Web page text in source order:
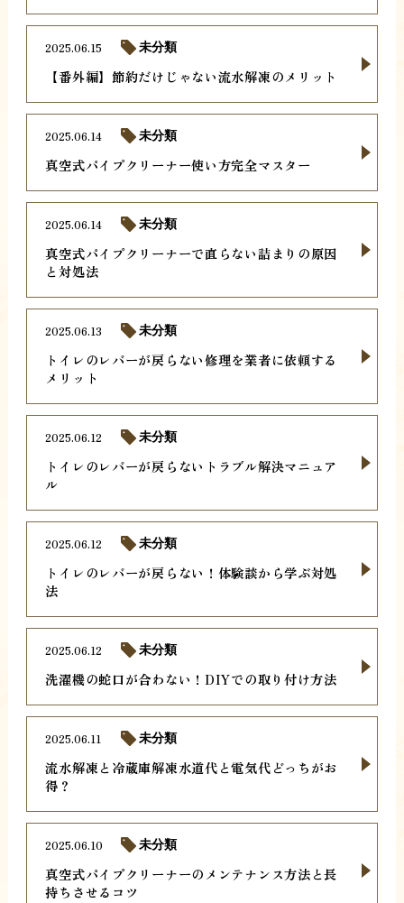
【番外編】節約だけじゃない流水解凍のメリット
2025.06.15 未分類
真空式パイプクリーナー使い方完全マスター
2025.06.14 未分類
真空式パイプクリーナーで直らない詰まりの原因
と対処法
2025.06.14 未分類
トイレのレバーが戻らない修理を業者に依頼する
メリット
2025.06.13 未分類
トイレのレバーが戻らないトラブル解決マニュア
ル
2025.06.12 未分類
トイレのレバーが戻らない！体験談から学ぶ対処
法
2025.06.12 未分類
洗濯機の蛇口が合わない！DIYでの取り付け方法
2025.06.12 未分類
流水解凍と冷蔵庫解凍水道代と電気代どっちがお
得？
2025.06.11 未分類
真空式パイプクリーナーのメンテナンス方法と長
持ちさせるコツ
2025.06.10 未分類